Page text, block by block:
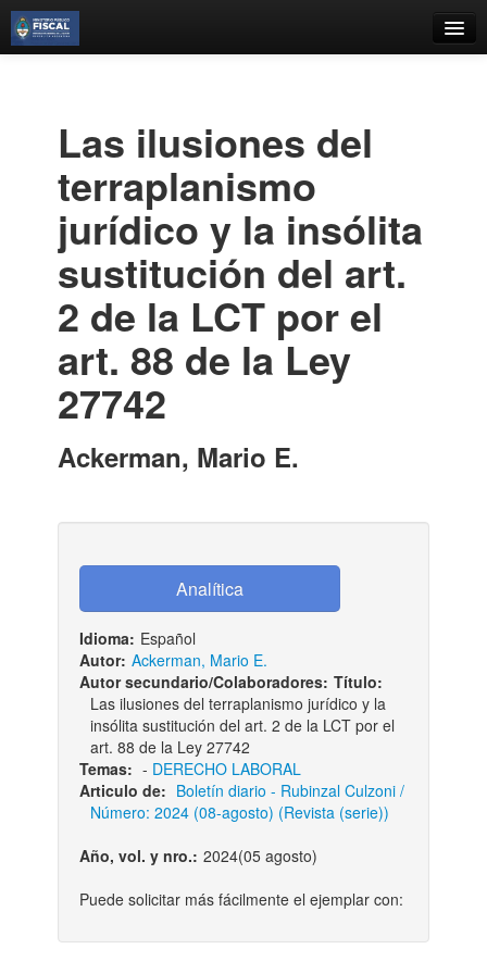
Estantes Virtuales
Contacto
Iniciar sesión
Las ilusiones del
terraplanismo
jurídico y la insólita
sustitución del art.
2 de la LCT por el
art. 88 de la Ley
27742
Ackerman, Mario E.
Idioma: Español
Autor: Ackerman, Mario E.
Autor secundario/Colaboradores: Título:
Las ilusiones del terraplanismo jurídico y la
insólita sustitución del art. 2 de la LCT por el
art. 88 de la Ley 27742
Temas: - DERECHO LABORAL
Articulo de: Boletí­n diario - Rubinzal Culzoni /
Número: 2024 (08-agosto) (Revista (serie))
Año, vol. y nro.: 2024(05 agosto)
Puede solicitar más fácilmente el ejemplar con: